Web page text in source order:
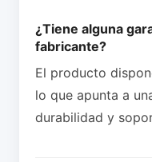
¿Tiene alguna
fabricante?
El producto
lo que apunta a
durabilidad y